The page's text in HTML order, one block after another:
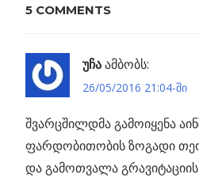
ᲧᲕᲔᲚᲐᲡᲗᲕᲘᲡ
პოსტის
ნავიგაცია
Previous
Post:
ჰიპერსივრცე
5 COMMENTS
უჩაამბობს:
26/05/2016 21:04-ში
შვარცშილდმა გამოიყენა
ფარდობითობის ზოგადი
და გამოთვალა